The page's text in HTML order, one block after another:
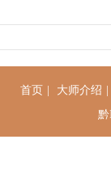
首页 大师介绍
黔